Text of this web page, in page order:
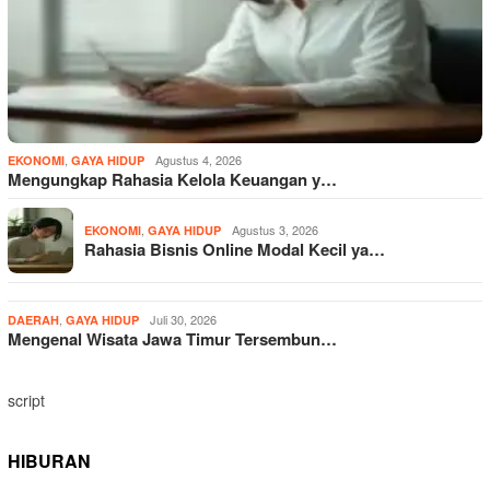
EKONOMI GAYA HIDUP Agustus 4, 2026
Mengungkap Rahasia Kelola Keuangan y…
EKONOMI GAYA HIDUP Agustus 3, 2026
Rahasia Bisnis Online Modal Kecil ya…
DAERAH GAYA HIDUP Juli 30, 2026
Mengenal Wisata Jawa Timur Tersembun…
script
HIBURAN